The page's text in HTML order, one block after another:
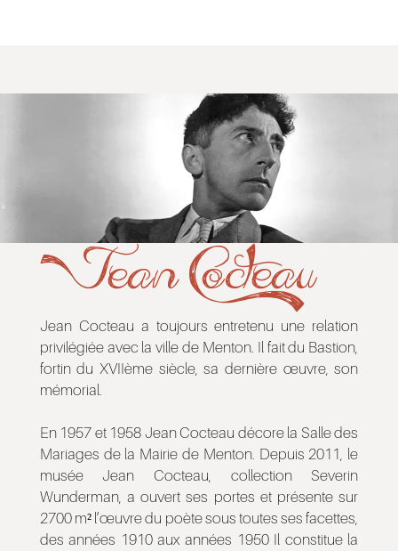
Jean Cocteau
Jean Cocteau a toujours entretenu une relation
privilégiée avec la ville de Menton. Il fait du Bastion,
fortin du XVIIème siècle, sa dernière œuvre, son
mémorial.
En 1957 et 1958 Jean Cocteau décore la Salle des
Mariages de la Mairie de Menton. Depuis 2011, le
musée Jean Cocteau, collection Severin
Wunderman, a ouvert ses portes et présente sur
2700 m² l’œuvre du poète sous toutes ses facettes,
des années 1910 aux années 1950 Il constitue la